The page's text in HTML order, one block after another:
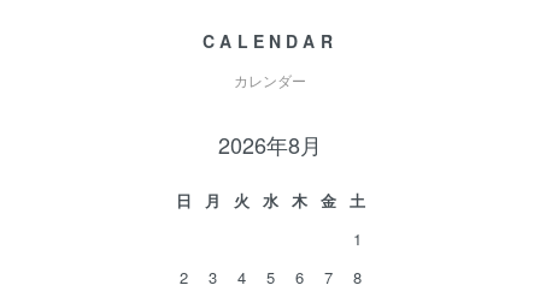
CALENDAR
カレンダー
2026年8月
日 月 火 水 木 金
土
1
2
3 4 5 6 7
8